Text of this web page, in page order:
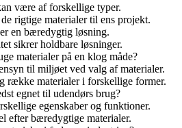
være af forskellige typer.
rigtige materialer til ens projekt.
en bæredygtig løsning.
sikrer holdbare løsninger.
materialer på en klog måde?
til miljøet ved valg af materialer.
række materialer i forskellige former.
egnet til udendørs brug?
egenskaber og funktioner.
efter bæredygtige materialer.